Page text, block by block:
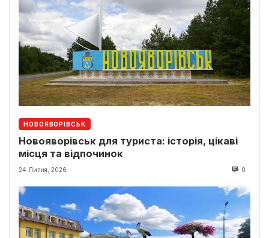
НОВОЯВОРІВСЬК
Новояворівськ для туриста: історія, цікаві
місця та відпочинок
24 Липня, 2026 0